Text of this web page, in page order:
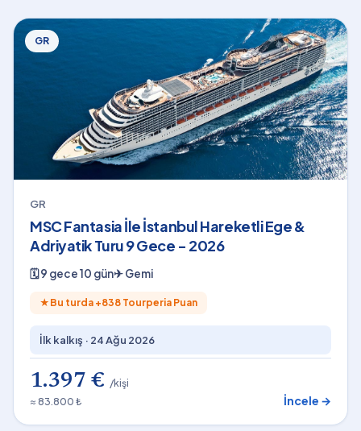
GR
GR
MSC Fantasia İle İstanbul Hareketli Ege &
Adriyatik Turu 9 Gece - 2026
🗓9 gece 10 gün✈Gemi
★ Bu turda +838 Tourperia Puan
İlk kalkış · 24 Ağu 2026
1.397 € /kişi
≈ 83.800 ₺
İncele →